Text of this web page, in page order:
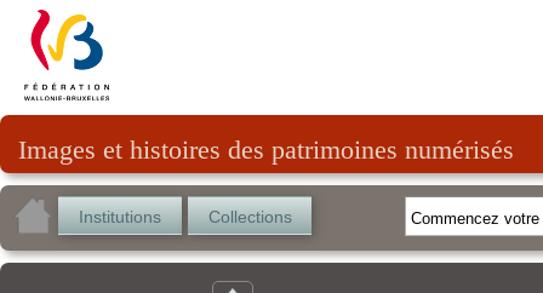
Images et histoires des patrimoines numérisés
Institutions Collections